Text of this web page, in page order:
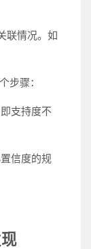
联情况。如
步骤：
支持度不
信度的规